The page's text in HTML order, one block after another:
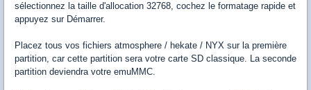
sélectionnez la taille d'allocation 32768, cochez le formatage rapide et
appuyez sur Démarrer.
Placez tous vos fichiers atmosphere / hekate / NYX sur la première
partition, car cette partition sera votre carte SD classique. La seconde
partition deviendra votre emuMMC.